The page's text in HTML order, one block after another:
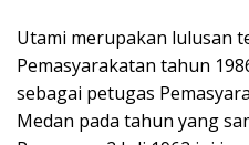
Utami merupakan lulusan
Pemasyarakatan tahun
sebagai petugas
Medan pada tahun yang